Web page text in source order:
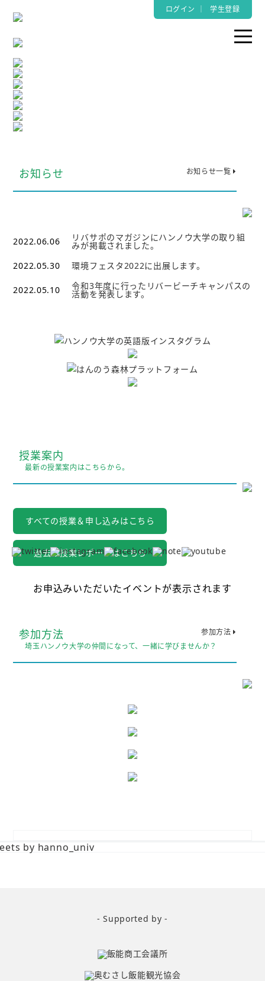
ログイン 学生登録
お知らせ お知らせ一覧
2022.06.06 リバサポのマガジンにハンノウ大学の取り組
みが掲載されました。
2022.05.30
環境フェスタ2022に出展します。
2022.05.10 令和3年度に行ったリバービーチキャンパスの
活動を発表します。
授業案内
最新の授業案内はこちらから。
すべての授業＆申し込みはこちら
過去の授業レポートはこちら
お申込みいただいたイベントが表示されます
参加方法
埼玉ハンノウ大学の仲間になって、一緒に学びませんか？
参加方法
by hanno_univ
- Supported by -